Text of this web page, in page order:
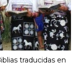
traducidas en